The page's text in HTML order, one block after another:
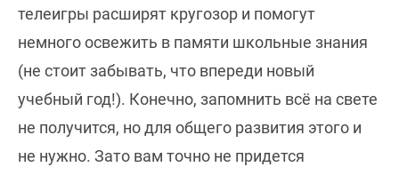
телеигры расширят кругозор и помогут
немного освежить в памяти школьные знания
(не стоит забывать, что впереди новый
учебный год!). Конечно, запомнить всё на свете
не получится, но для общего развития этого и
не нужно. Зато вам точно не придется